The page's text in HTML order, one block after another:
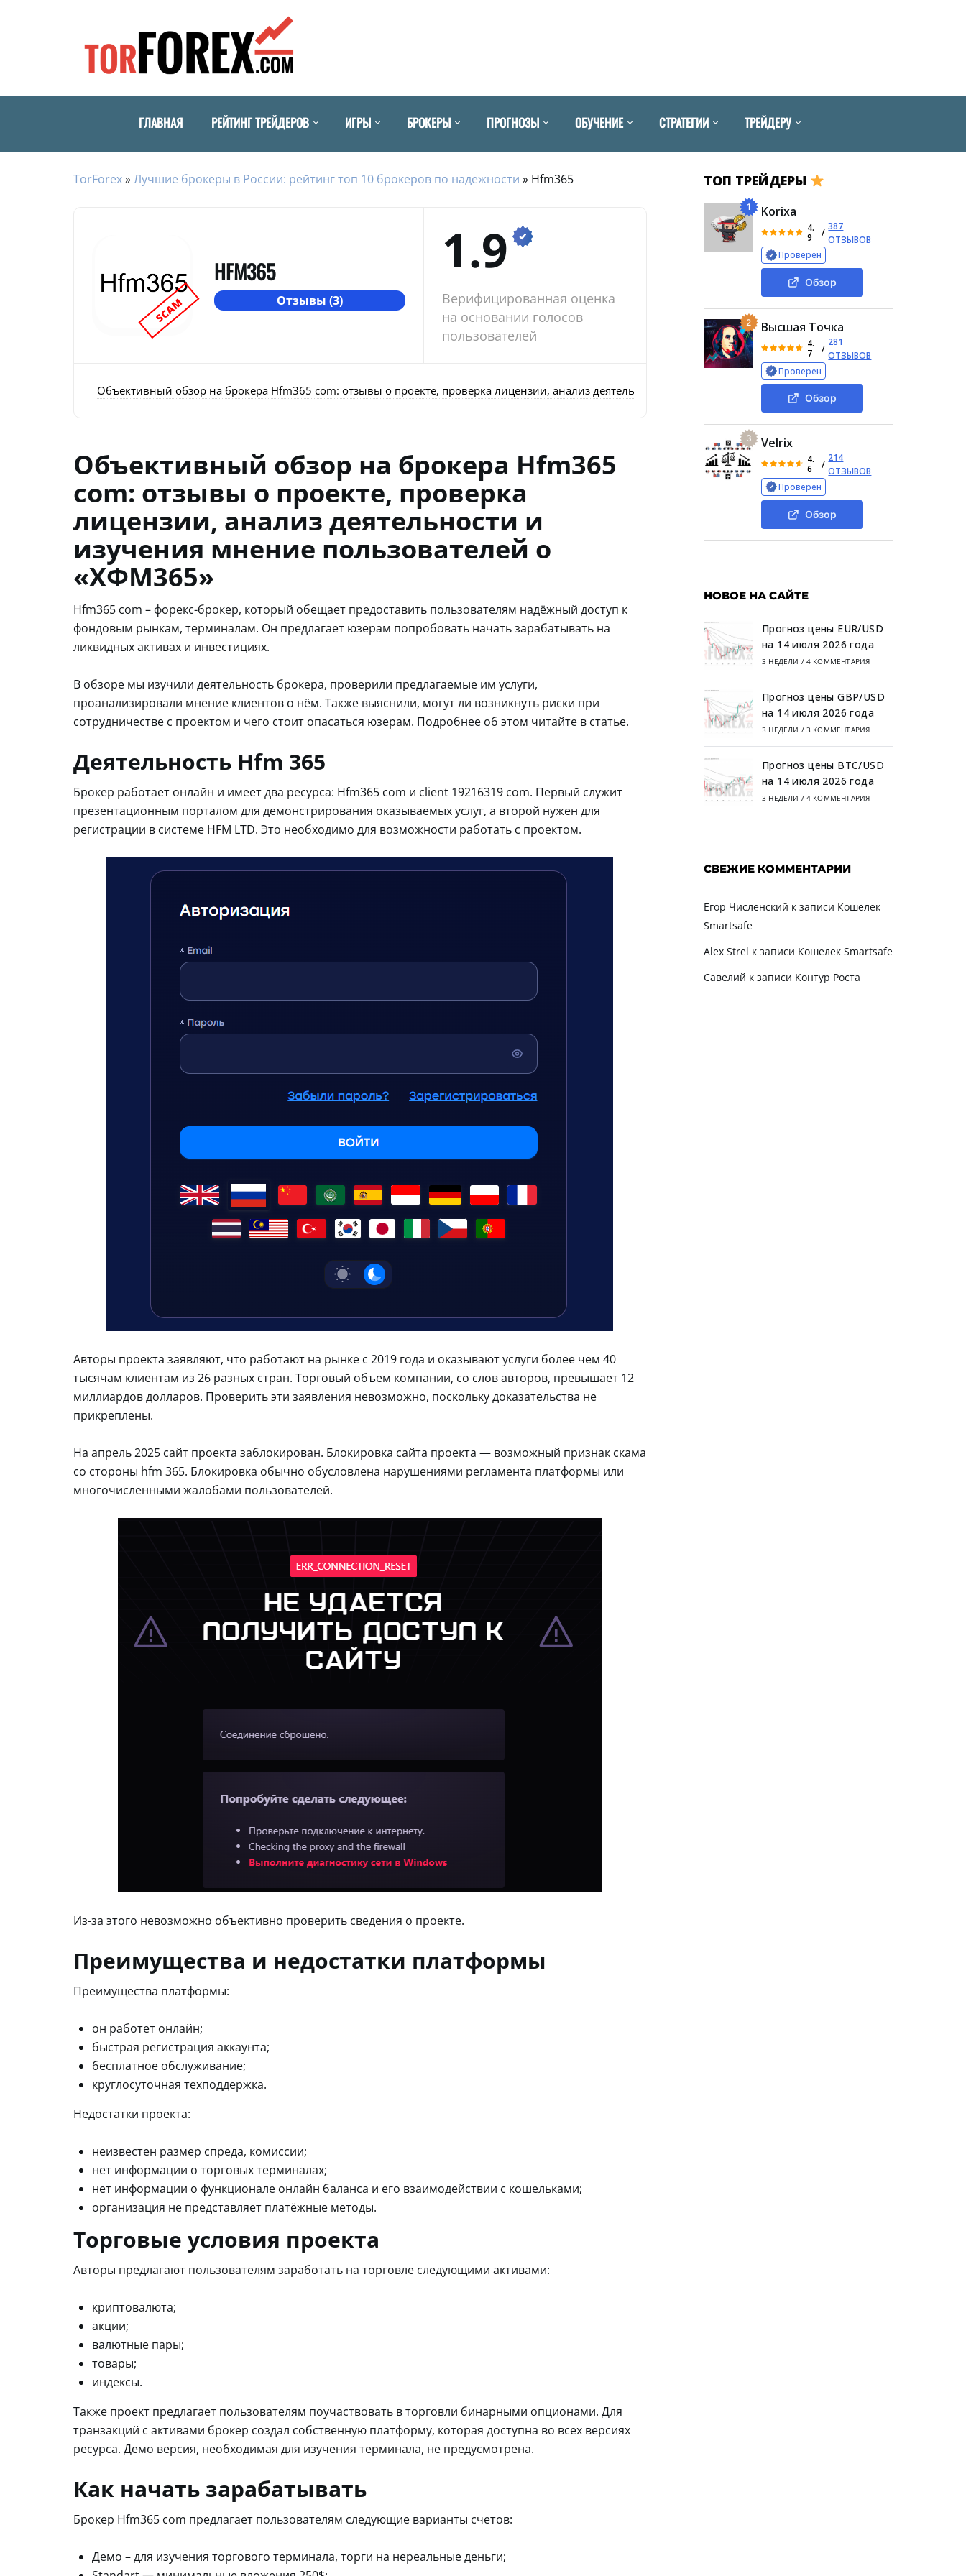
ГЛАВНАЯ РЕЙТИНГ ТРЕЙДЕРОВ ИГРЫ БРОКЕРЫ ПРОГНОЗЫ ОБУЧЕНИЕ СТРАТЕГИИ ТРЕЙДЕРУ
TorForex»Лучшие брокеры в России: рейтинг топ 10 брокеров по надежности » Hfm365
SCAM
HFM365
Отзывы (3)
1.9
Верифицированная оценка
на основании голосов
пользователей
Объективный обзор на брокера Hfm365 com: отзывы о проекте, проверка лицензии, анализ деятельности и изучения мнение пользователей о «ХФМ365»
Объективный обзор на брокера Hfm365
com: отзывы о проекте, проверка
лицензии, анализ деятельности и
изучения мнение пользователей о
«ХФМ365»
Hfm365 com – форекс-брокер, который обещает предоставить пользователям надёжный доступ к
фондовым рынкам, терминалам. Он предлагает юзерам попробовать начать зарабатывать на
ликвидных активах и инвестициях.
В обзоре мы изучили деятельность брокера, проверили предлагаемые им услуги,
проанализировали мнение клиентов о нём. Также выяснили, могут ли возникнуть риски при
сотрудничестве с проектом и чего стоит опасаться юзерам. Подробнее об этом читайте в статье.
Деятельность Hfm 365
Брокер работает онлайн и имеет два ресурса: Hfm365 com и client 19216319 com. Первый служит
презентационным порталом для демонстрирования оказываемых услуг, а второй нужен для
регистрации в системе HFM LTD. Это необходимо для возможности работать с проектом.
Авторы проекта заявляют, что работают на рынке с 2019 года и оказывают услуги более чем 40
тысячам клиентам из 26 разных стран. Торговый объем компании, со слов авторов, превышает 12
миллиардов долларов. Проверить эти заявления невозможно, поскольку доказательства не
прикреплены.
На апрель 2025 сайт проекта заблокирован. Блокировка сайта проекта — возможный признак скама
со стороны hfm 365. Блокировка обычно обусловлена нарушениями регламента платформы или
многочисленными жалобами пользователей.
Из-за этого невозможно объективно проверить сведения о проекте.
Преимущества и недостатки платформы
Преимущества платформы:
он работет онлайн;
быстрая регистрация аккаунта;
бесплатное обслуживание;
круглосуточная техподдержка.
Недостатки проекта:
неизвестен размер спреда, комиссии;
нет информации о торговых терминалах;
нет информации о функционале онлайн баланса и его взаимодействии с кошельками;
организация не представляет платёжные методы.
Торговые условия проекта
Авторы предлагают пользователям заработать на торговле следующими активами:
криптовалюта;
акции;
валютные пары;
товары;
индексы.
Также проект предлагает пользователям поучаствовать в торговли бинарными опционами. Для
транзакций с активами брокер создал собственную платформу, которая доступна во всех версиях
ресурса. Демо версия, необходимая для изучения терминала, не предусмотрена.
Как начать зарабатывать
Брокер Hfm365 com предлагает пользователям следующие варианты счетов:
Демо – для изучения торгового терминала, торги на нереальные деньги;
ТОП ТРЕЙДЕРЫ
1 Korixa
4.
9
/
387
ОТЗЫВОВ
Проверен
Обзор
2 Высшая Точка
4.
7
/
281
ОТЗЫВОВ
Проверен
Обзор
3 Velrix
4.
6
/
214
ОТЗЫВОВ
Проверен
Обзор
НОВОЕ НА САЙТЕ
Прогноз цены EUR/USD
на 14 июля 2026 года
3 НЕДЕЛИ / 4 КОММЕНТАРИЯ
Прогноз цены GBP/USD
на 14 июля 2026 года
3 НЕДЕЛИ / 3 КОММЕНТАРИЯ
Прогноз цены BTC/USD
на 14 июля 2026 года
3 НЕДЕЛИ / 4 КОММЕНТАРИЯ
СВЕЖИЕ КОММЕНТАРИИ
Егор Численский к записи Кошелек
Smartsafe
Alex Strel к записи Кошелек Smartsafe
Савелий к записи Контур Роста